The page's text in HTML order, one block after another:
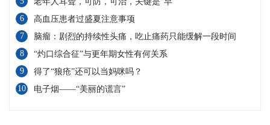
6
高血压患者过盛夏注意事项
7
脑瘤：剧烈的持续性头痛，吃止痛药只能缓解一段时间
8
“灼口综合征”与更年期女性有何关系
9
得了“狼疮”还可以当妈咪吗？
10
电子烟——“美丽的谎言”